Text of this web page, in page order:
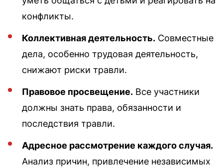
конфликты.
Коллективная деятельность. Совместные
дела, особенно трудовая деятельность,
снижают риски травли.
Правовое просвещение. Все участники
должны знать права, обязанности и
последствия травли.
Адресное рассмотрение каждого случая.
Анализ причин, привлечение независимых